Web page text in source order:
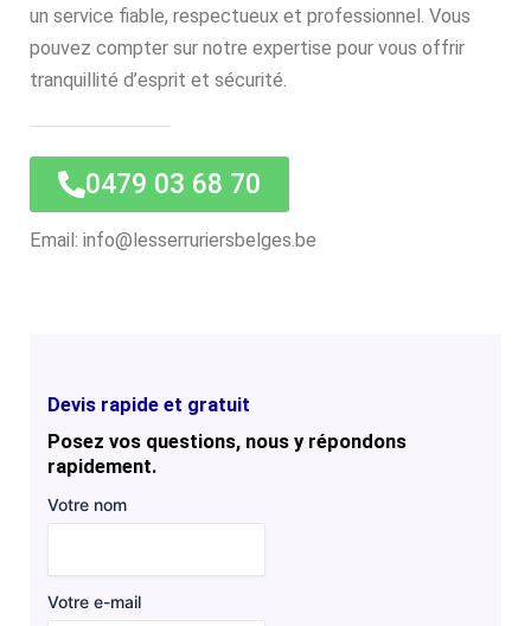
un service fiable, respectueux et professionnel. Vous
pouvez compter sur notre expertise pour vous offrir
tranquillité d’esprit et sécurité.
0479 03 68 70
Email: info@lesserruriersbelges.be
Devis rapide et gratuit
Posez vos questions, nous y répondons
rapidement.
Votre nom
Votre e-mail